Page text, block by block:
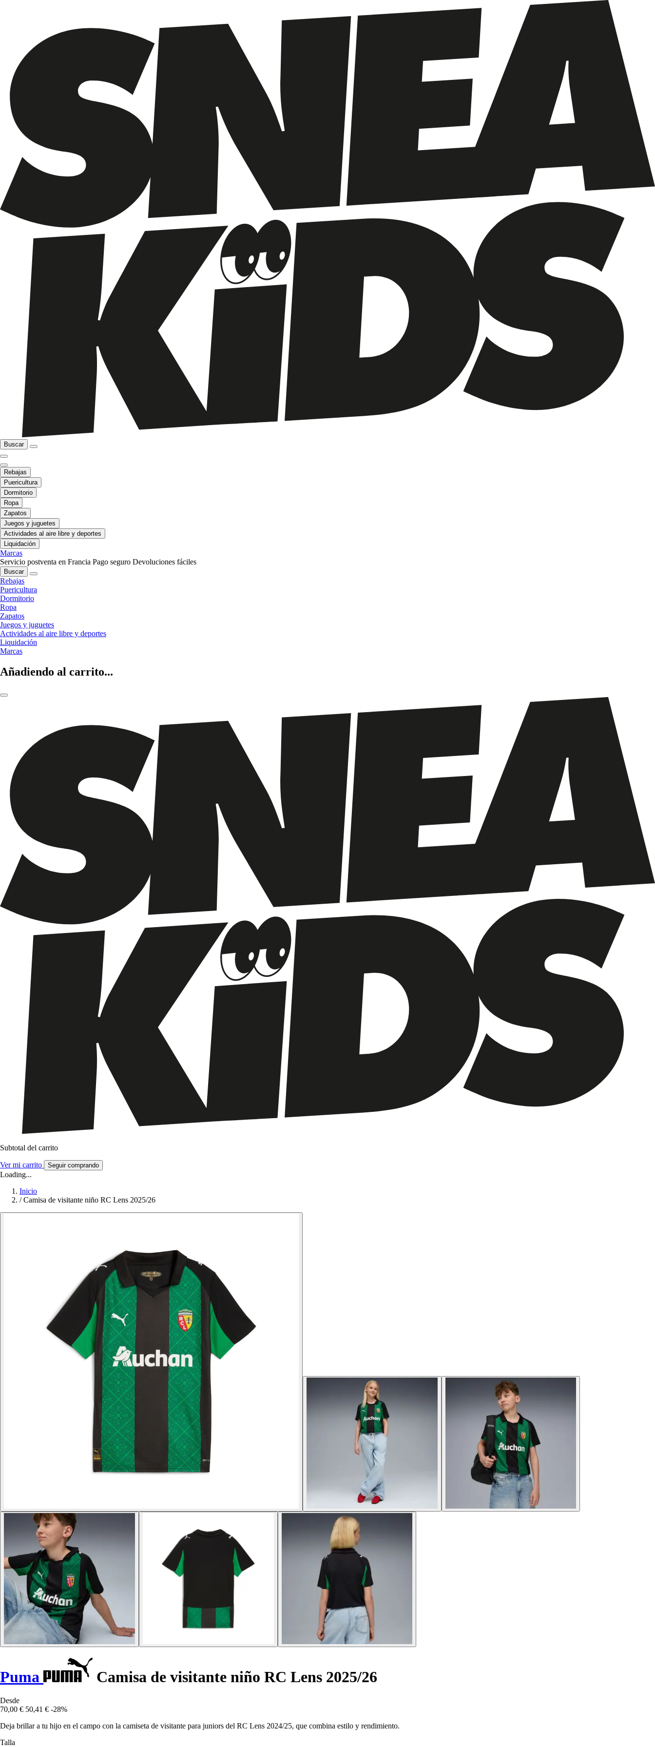
Buscar
Rebajas
Puericultura
Dormitorio
Ropa
Zapatos
Juegos y juguetes
Actividades al aire libre y deportes
Liquidación
Marcas
Servicio postventa en Francia Pago seguro Devoluciones fáciles
Buscar
Rebajas
Puericultura
Dormitorio
Ropa
Zapatos
Juegos y juguetes
Actividades al aire libre y deportes
Liquidación
Marcas
Añadiendo al carrito...
Subtotal del carrito
Ver mi carrito Seguir comprando
Loading...
Inicio
/ Camisa de visitante niño RC Lens 2025/26
Puma Camisa de visitante niño RC Lens 2025/26
Desde
70,00 € 50,41 € -28%
Deja brillar a tu hijo en el campo con la camiseta de visitante para juniors del RC Lens 2024/25, que combina estilo y rendimiento.
Talla